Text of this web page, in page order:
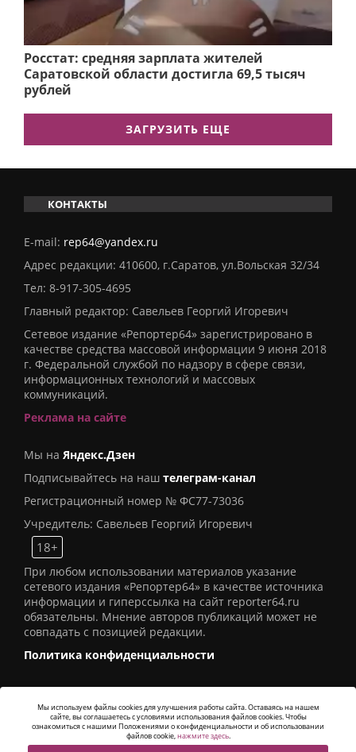
Росстат: средняя зарплата жителей
Саратовской области достигла 69,5 тысяч
рублей
ЗАГРУЗИТЬ ЕЩЕ
КОНТАКТЫ
E-mail: rep64@yandex.ru
Адрес редакции: 410600, г.Саратов, ул.Вольская 32/34
Тел: 8-917-305-4695
Главный редактор: Савельев Георгий Игоревич
Сетевое издание «Репортер64» зарегистрировано в
качестве средства массовой информации 9 июня 2018
г. Федеральной службой по надзору в сфере связи,
информационных технологий и массовых
коммуникаций.
Реклама на сайте
Мы на Яндекс.Дзен
Подписывайтесь на наш телеграм-канал
Регистрационный номер № ФС77-73036
Учредитель: Савельев Георгий Игоревич
18+
При любом использовании материалов указание
сетевого издания «Репортер64» в качестве источника
информации и гиперссылка на сайт reporter64.ru
обязательны. Мнение авторов публикаций может не
совпадать с позицией редакции.
Политика конфиденциальности
© 2016СИ «Репортер64». Все права защищены -
Alatis Studio
Мы используем файлы cookies для улучшения работы сайта. Оставаясь на нашем
сайте, вы соглашаетесь с условиями использования файлов cookies. Чтобы
ознакомиться с нашими Положениями о конфиденциальности и об использовании
файлов cookie,нажмите здесь.